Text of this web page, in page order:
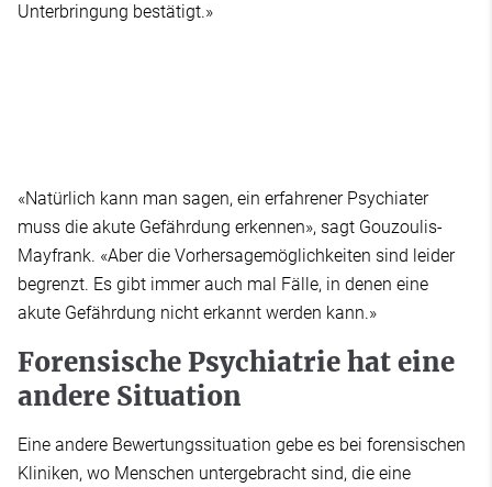
Unterbringung bestätigt.»
«Natürlich kann man sagen, ein erfahrener Psychiater
muss die akute Gefährdung erkennen», sagt Gouzoulis-
Mayfrank. «Aber die Vorhersagemöglichkeiten sind leider
begrenzt. Es gibt immer auch mal Fälle, in denen eine
akute Gefährdung nicht erkannt werden kann.»
Forensische Psychiatrie hat eine
andere Situation
Eine andere Bewertungssituation gebe es bei forensischen
Kliniken, wo Menschen untergebracht sind, die eine